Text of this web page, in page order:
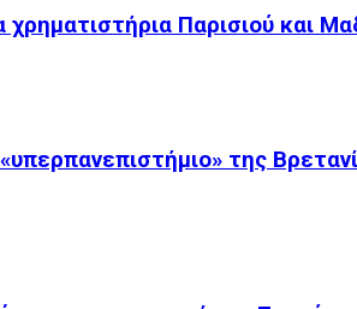
χρηματιστήρια Παρισιού και
της